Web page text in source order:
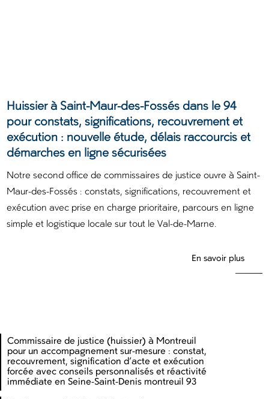
Huissier à Saint-Maur-des-Fossés dans le 94
pour constats, significations, recouvrement et
exécution : nouvelle étude, délais raccourcis et
démarches en ligne sécurisées
Notre second office de commissaires de justice ouvre à Saint-
Maur-des-Fossés : constats, significations, recouvrement et
exécution avec prise en charge prioritaire, parcours en ligne
simple et logistique locale sur tout le Val-de-Marne.
En savoir plus
Commissaire de justice (huissier) à Montreuil
pour un accompagnement sur-mesure : constat,
recouvrement, signification d’acte et exécution
forcée avec conseils personnalisés et réactivité
immédiate en Seine-Saint-Denis montreuil 93